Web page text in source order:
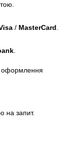
/ MasterCard
оформлення
на запит.